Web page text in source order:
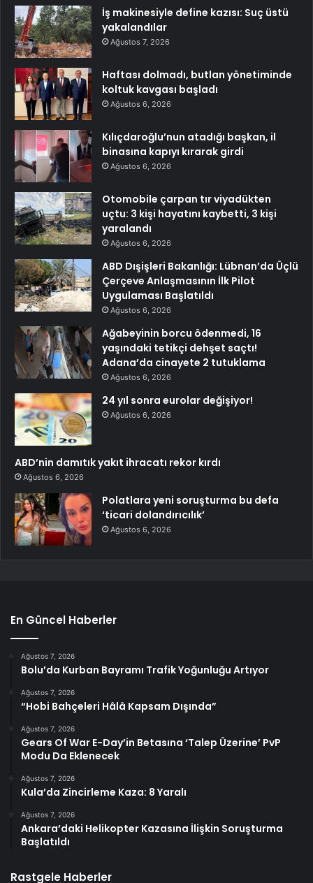
İş makinesiyle define kazısı: Suç üstü
yakalandılar
Ağustos 7, 2026
Haftası dolmadı, butlan yönetiminde
koltuk kavgası başladı
Ağustos 6, 2026
Kılıçdaroğlu’nun atadığı başkan, il
binasına kapıyı kırarak girdi
Ağustos 6, 2026
Otomobile çarpan tır viyadükten
uçtu: 3 kişi hayatını kaybetti, 3 kişi
yaralandı
Ağustos 6, 2026
ABD Dışişleri Bakanlığı: Lübnan’da Üçlü
Çerçeve Anlaşmasının İlk Pilot
Uygulaması Başlatıldı
Ağustos 6, 2026
Ağabeyinin borcu ödenmedi, 16
yaşındaki tetikçi dehşet saçtı!
Adana’da cinayete 2 tutuklama
Ağustos 6, 2026
24 yıl sonra eurolar değişiyor!
Ağustos 6, 2026
ABD’nin damıtık yakıt ihracatı rekor kırdı
Ağustos 6, 2026
Polatlara yeni soruşturma bu defa
‘ticari dolandırıcılık’
Ağustos 6, 2026
En Güncel Haberler
Ağustos 7, 2026
Bolu’da Kurban Bayramı Trafik Yoğunluğu Artıyor
Ağustos 7, 2026
“Hobi Bahçeleri Hâlâ Kapsam Dışında”
Ağustos 7, 2026
Gears Of War E-Day’in Betasına ‘Talep Üzerine’ PvP
Modu Da Eklenecek
Ağustos 7, 2026
Kula’da Zincirleme Kaza: 8 Yaralı
Ağustos 7, 2026
Ankara’daki Helikopter Kazasına İlişkin Soruşturma
Başlatıldı
Rastgele Haberler